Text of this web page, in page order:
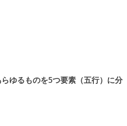
らゆるものを5つ要素（五行）に分